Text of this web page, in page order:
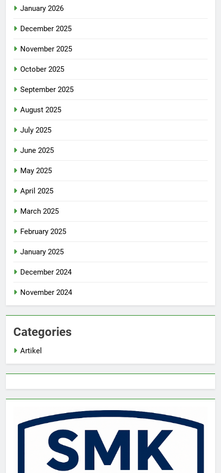
January 2026
December 2025
November 2025
October 2025
September 2025
August 2025
July 2025
June 2025
May 2025
April 2025
March 2025
February 2025
January 2025
December 2024
November 2024
Categories
Artikel